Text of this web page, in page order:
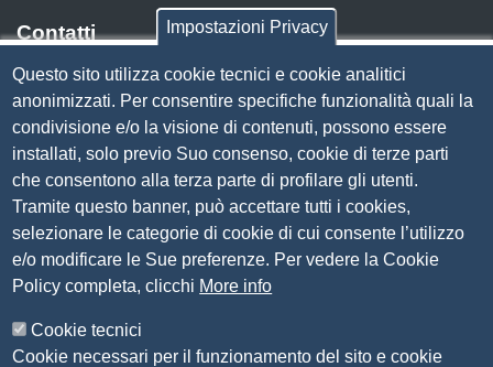
Contatti
Via Luigi Einaudi, 23, 25121 Brescia BS
Tel. 030 37251
PECcamera.brescia@bs.legalmail.camcom.it
P.IVA 00859790172
C.F. 80013870177
Contatti
Amministrazione Trasparente
Organizzazione
Bandi di concorso
Impostazioni Privacy
Questo sito utilizza cookie tecnici e cookie analitici
anonimizzati. Per consentire specifiche funzionalità quali la
condivisione e/o la visione di contenuti, possono essere
installati, solo previo Suo consenso, cookie di terze parti
che consentono alla terza parte di profilare gli utenti.
Tramite questo banner, può accettare tutti i cookies,
selezionare le categorie di cookie di cui consente l’utilizzo
e/o modificare le Sue preferenze. Per vedere la Cookie
Policy completa, clicchi More info
Cookie tecnici
Cookie necessari per il funzionamento del sito e cookie